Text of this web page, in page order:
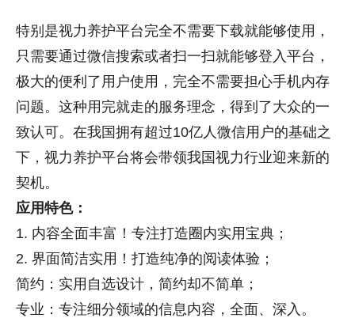
特别是视力养护平台完全不需要下载就能够使用，
只需要通过微信搜索或者扫一扫就能够登入平台，
极大的便利了用户使用，完全不需要担心手机内存
问题。这种用完就走的服务理念，得到了大众的一
致认可。在我国拥有超过10亿人微信用户的基础之
下， 视力养护平台将会带领我国视力行业迎来新的
契机。
应用特色：
1. 内容全面丰富！专注打造圈内实用宝典；
2. 界面简洁实用！打造纯净的阅读体验；
简约：实用自选设计，简约却不简单；
专业：专注细分领域的信息内容，全面、深入。